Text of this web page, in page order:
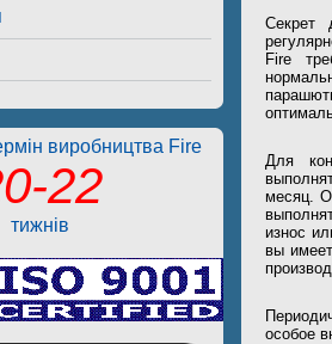
виробництва Fire
22
тижнів
Секрет
Fire
Для
месяц.
износ
вы
особое